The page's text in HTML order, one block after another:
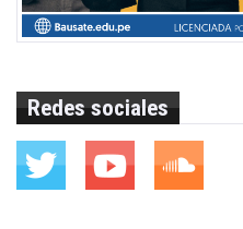
Redes sociales